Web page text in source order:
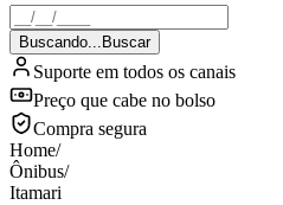
Buscando... Buscar
Suporte em todos os canais
Preço que cabe no bolso
Compra segura
Home/
Ônibus/
Itamari